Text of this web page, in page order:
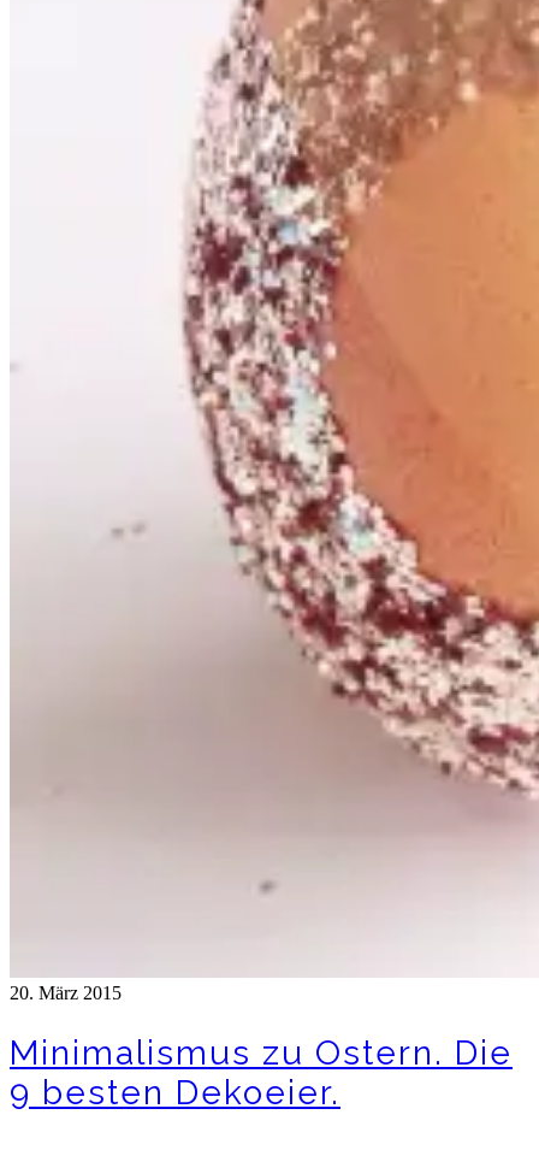
20. März 2015
Minimalismus zu Ostern. Die
9 besten Dekoeier.